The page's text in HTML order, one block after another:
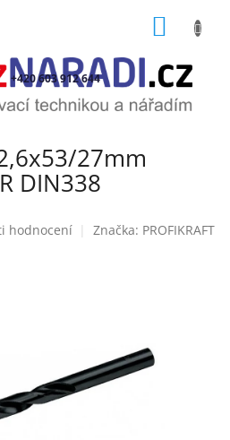
+420 603 912 644
27mm
DIN338
hodnocení Značka: PROFIKRAFT